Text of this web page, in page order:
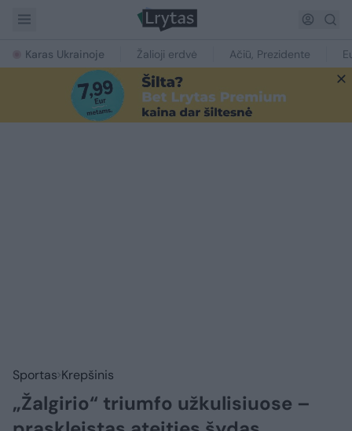
Karas Ukrainoje Žalioji erdvė Ačiū, Prezidente
Sportas Krepšinis
„Žalgirio“ triumfo užkulisiuose –